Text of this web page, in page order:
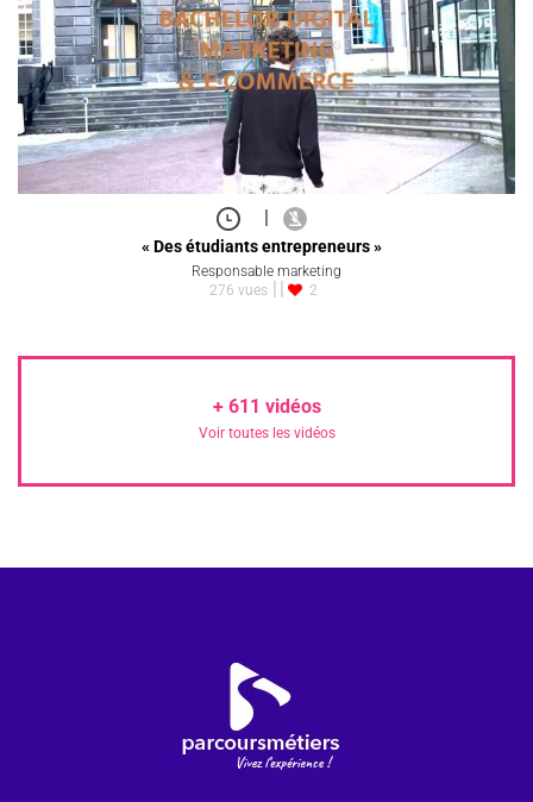
|
« Des étudiants entrepreneurs »
Responsable marketing
276 vues
2
+ 611 vidéos
Voir toutes les vidéos